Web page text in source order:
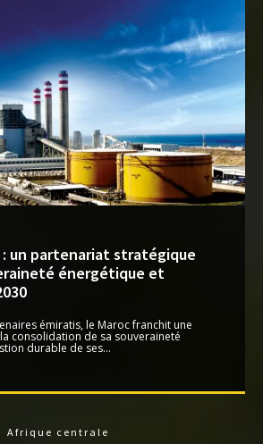
: un partenariat stratégique
énergétique et
émiratis, le Maroc franchit une
consolidation de sa souveraineté
durable de ses...
Afrique centrale